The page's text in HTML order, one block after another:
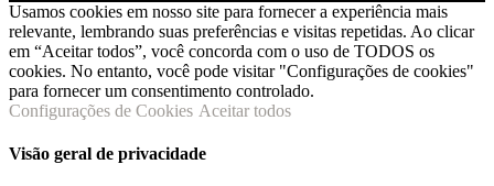
Usamos cookies em nosso site para fornecer a experiência mais
relevante, lembrando suas preferências e visitas repetidas. Ao clicar
em “Aceitar todos”, você concorda com o uso de TODOS os
cookies. No entanto, você pode visitar "Configurações de cookies"
para fornecer um consentimento controlado.
Configurações de Cookies Aceitar todos
Visão geral de privacidade